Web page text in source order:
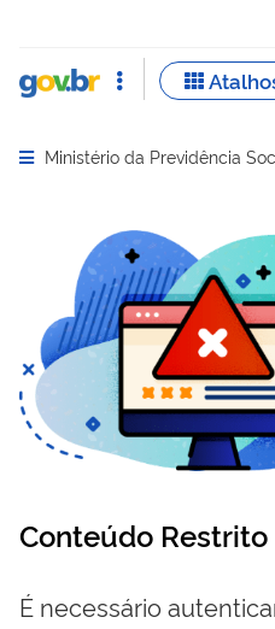
Abrir menu principal de
Ministério da Previdência
Conteúdo Restrito
É necessário